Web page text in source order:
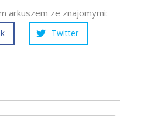
arkuszem ze znajomymi:
Twitter